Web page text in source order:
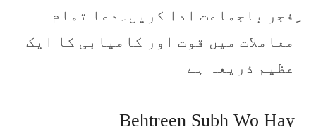
ِفجر باجماعت ادا کریں۔دعا تمام
معاملات میں قوت اور کامیابی کا ایک
عظیم ذریعہ ہے
Behtreen Subh Wo Hay